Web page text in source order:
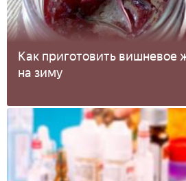
Как приготовить вишневое
на зиму